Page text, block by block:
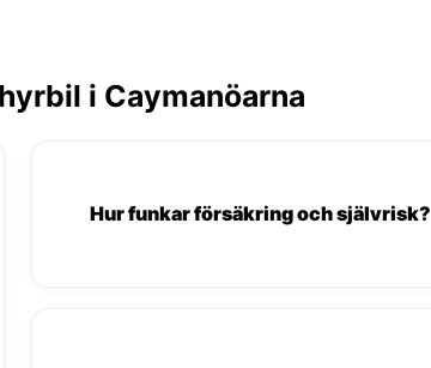
i Caymanöarna
Hur funkar försäkring och självrisk?